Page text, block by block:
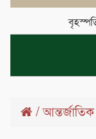
/আন্তর্জাতিক